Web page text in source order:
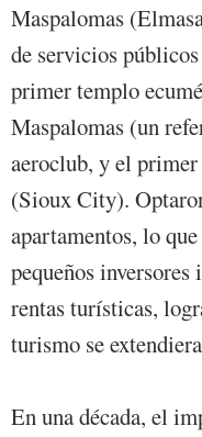
Maspalomas
de servicios
primer templo
Maspalomas (un
aeroclub, y el
(Sioux City).
apartamentos, lo
pequeños
rentas turísticas,
turismo se
En una década, el